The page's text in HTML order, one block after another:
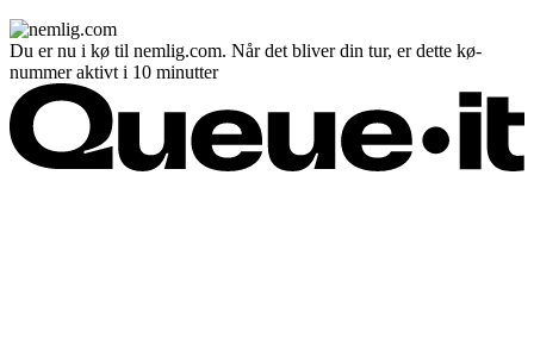
Du er nu i kø til nemlig.com. Når det bliver din tur, er dette kø-
nummer aktivt i 10 minutter